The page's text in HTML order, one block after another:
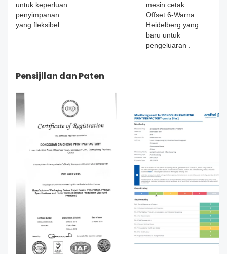
untuk keperluan
penyimpanan
yang fleksibel.
mesin cetak
Offset 6-Warna
Heidelberg yang
baru untuk
pengeluaran .
Pensijilan dan Paten